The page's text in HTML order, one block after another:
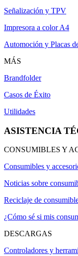
Señalización y TPV
Impresora a color A4
Automoción y Placas
MÁS
Brandfolder
Casos de Éxito
Utilidades
ASISTENCIA
CONSUMIBLES Y
Consumibles y
Noticias sobre
Reciclaje de
¿Cómo sé si mis
DESCARGAS
Controladores y